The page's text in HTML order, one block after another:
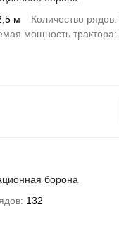
м Количество рядов
мощность трактора
борона
132